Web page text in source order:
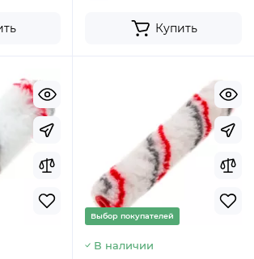
Купить
Выбор покупателей
В наличии